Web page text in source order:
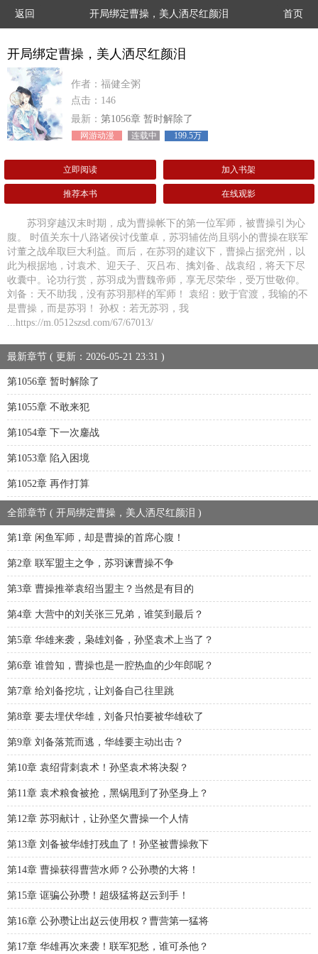
返回 开局绑定曹操，美人洒尽红颜泪 首页
开局绑定曹操，美人洒尽红颜泪
作者：福健全粥
点击：146
最新： 第1056章 暂时解除了
网游动漫 连载中 199.5万
立即阅读 加入书架
推荐本书 在线观影
苏羽穿越汉末时期，成为曹操帐下的第一位军师，被曹操引为心
腹。 时值关东十八路诸侯讨伐董卓，苏羽辅佐尚且弱小的曹操在联军
讨董之战牟取巨大利益。而后，在苏羽的建议下，曹操占据兖州，以
此为根据地，讨袁术、迎天子、灭吕布、擒刘备、战袁绍，将天下尽
收囊中。论功行赏，苏羽成为曹魏帝师，享无尽荣华，受万世敬仰。
刘备：天不助我，没有苏羽那样的军师！ 袁绍：败于官渡，我输的不
是曹操，而是苏羽！ 孙权：若无苏羽，我
...https://m.0512szsd.com/67/67013/
最新章节 ( 更新：2026-05-21 23:31 )
第1056章 暂时解除了
第1055章 不敢来犯
第1054章 下一次鏖战
第1053章 陷入困境
第1052章 再作打算
全部章节 ( 开局绑定曹操，美人洒尽红颜泪 )
第1章 闲鱼军师，却是曹操的首席心腹！
第2章 联军盟主之争，苏羽谏曹操不争
第3章 曹操推举袁绍当盟主？当然是有目的
第4章 大营中的刘关张三兄弟，谁笑到最后？
第5章 华雄来袭，枭雄刘备，孙坚袁术上当了？
第6章 谁曾知，曹操也是一腔热血的少年郎呢？
第7章 给刘备挖坑，让刘备自己往里跳
第8章 要去埋伏华雄，刘备只怕要被华雄砍了
第9章 刘备落荒而逃，华雄要主动出击？
第10章 袁绍背刺袁术！孙坚袁术将决裂？
第11章 袁术粮食被抢，黑锅甩到了孙坚身上？
第12章 苏羽献计，让孙坚欠曹操一个人情
第13章 刘备被华雄打残血了！孙坚被曹操救下
第14章 曹操获得曹营水师？公孙瓒的大将！
第15章 诓骗公孙瓒！超级猛将赵云到手！
第16章 公孙瓒让出赵云使用权？曹营第一猛将
第17章 华雄再次来袭！联军犯愁，谁可杀他？